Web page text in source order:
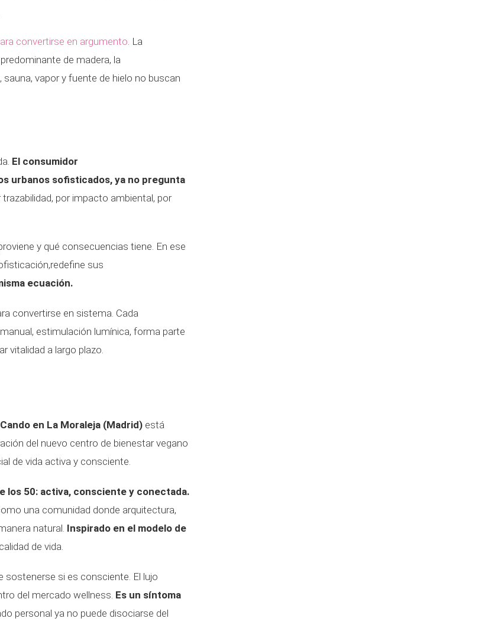
convertirse en argumento. La
de madera, la
vapor y fuente de hielo no buscan
El consumidor
urbanos sofisticados, ya no pregunta
trazabilidad, por impacto ambiental, por
y qué consecuencias tiene. En ese
sus
ecuación.
convertirse en sistema. Cada
estimulación lumínica, forma parte
vitalidad a largo plazo.
Cando en La Moraleja (Madrid) está
del nuevo centro de bienestar vegano
de vida activa y consciente.
los 50: activa, consciente y conectada.
una comunidad donde arquitectura,
natural. Inspirado en el modelo de
de vida.
sostenerse si es consciente. El lujo
del mercado wellness. Es un síntoma
personal ya no puede disociarse del